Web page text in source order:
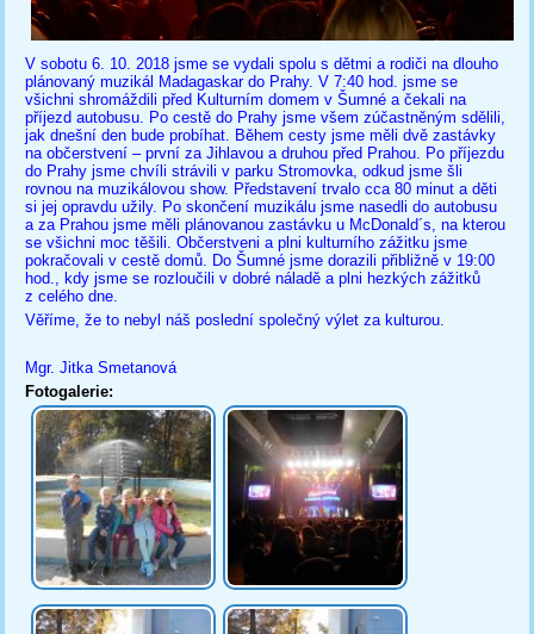
V sobotu 6. 10. 2018 jsme se vydali spolu s dětmi a rodiči na dlouho
plánovaný muzikál Madagaskar do Prahy. V 7:40 hod. jsme se
všichni shromáždili před Kulturním domem v Šumné a čekali na
příjezd autobusu. Po cestě do Prahy jsme všem zúčastněným sdělili,
jak dnešní den bude probíhat. Během cesty jsme měli dvě zastávky
na občerstvení – první za Jihlavou a druhou před Prahou. Po příjezdu
do Prahy jsme chvíli strávili v parku Stromovka, odkud jsme šli
rovnou na muzikálovou show. Představení trvalo cca 80 minut a děti
si jej opravdu užily. Po skončení muzikálu jsme nasedli do autobusu
a za Prahou jsme měli plánovanou zastávku u McDonald´s, na kterou
se všichni moc těšili. Občerstveni a plni kulturního zážitku jsme
pokračovali v cestě domů. Do Šumné jsme dorazili přibližně v 19:00
hod., kdy jsme se rozloučili v dobré náladě a plni hezkých zážitků
z celého dne.
Věříme, že to nebyl náš poslední společný výlet za kulturou.
Mgr. Jitka Smetanová
Fotogalerie: